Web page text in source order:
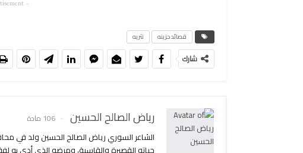
-
قصائد حزينه نثريه
شارك
رياض الصالح الحسين 106 مادة